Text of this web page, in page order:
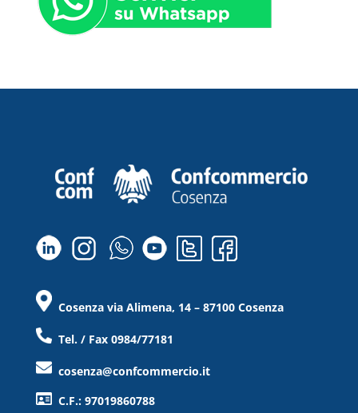
Cosenza via Alimena, 14 – 87100 Cosenza
Tel. / Fax 0984/77181
cosenza@confcommercio.it
C.F.: 97019860788